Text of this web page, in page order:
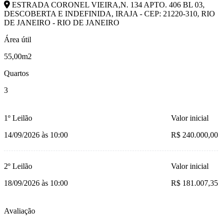
ESTRADA CORONEL VIEIRA,N. 134 APTO. 406 BL 03,
DESCOBERTA E INDEFINIDA, IRAJA - CEP: 21220-310, RIO
DE JANEIRO - RIO DE JANEIRO
Área útil
55,00m2
Quartos
3
1º Leilão
14/09/2026 às 10:00
Valor inicial
R$ 240.000,00
2º Leilão
18/09/2026 às 10:00
Valor inicial
R$ 181.007,35
Avaliação